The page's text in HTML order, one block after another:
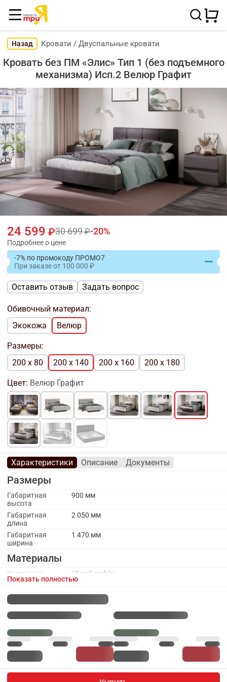
Назад Кровати / Двуспальные кровати
Кровать без ПМ «Элис» Тип 1 (без подъемного
механизма) Исп.2 Велюр Графит
24 599 30 699 20
Подробнее о цене
-7% по промокоду ПРОМО7
При заказеот 100 000
Оставить отзыв Задать вопрос
Обивочный материал:
Экокожа
Велюр
Размеры:
200 x 180
200 x 80 200 x 140 200 x 160
Цвет: Велюр Графит
Характеристики Описание Документы
Размеры
Габаритная
высота
900 мм
Габаритная
длина
2 050 мм
Габаритная
ширина
1 470 мм
Материалы
Коллекция
обивочного
Ultra Graphite
Материал
каркаса
Обивочный
материал
Велюр
Обивочный
материал
Велюр изголовье
Каркас
Показать полностью